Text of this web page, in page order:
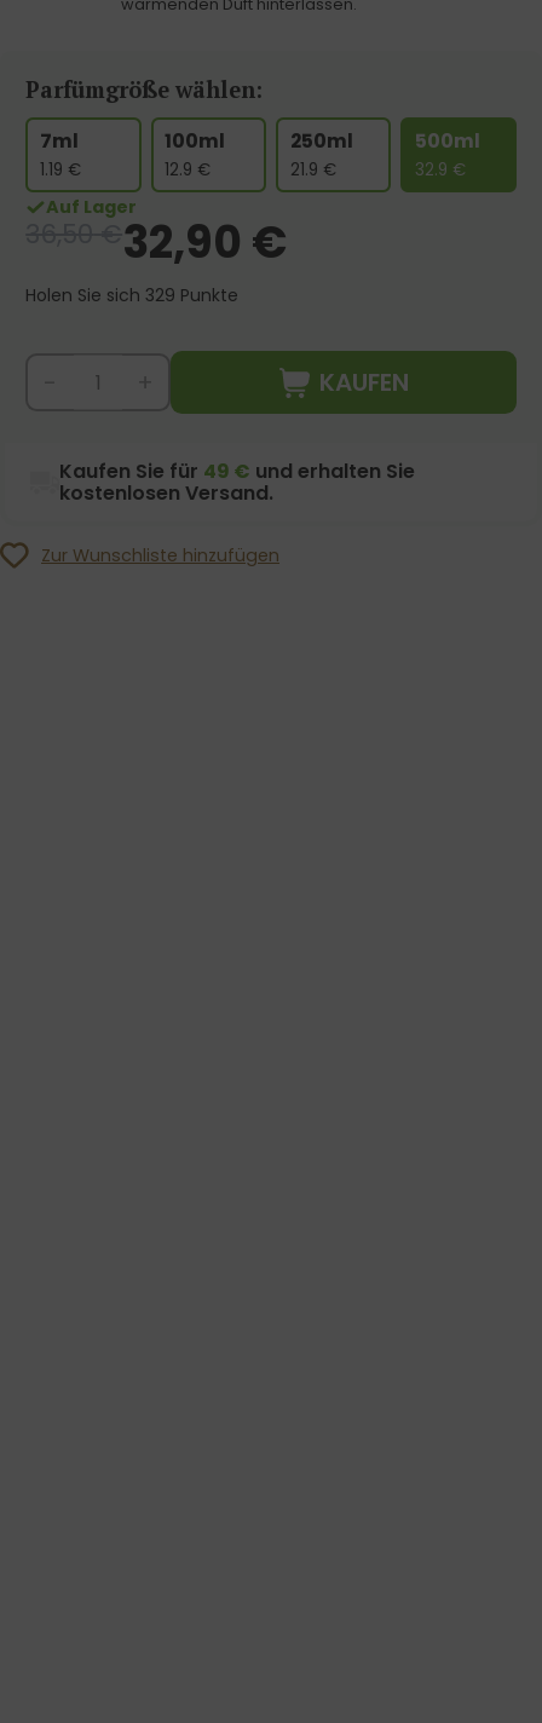
Parfümgröße wählen:
7ml
1.19 €
100ml
12.9 €
250ml
21.9 €
500ml
32.9 €
Auf Lager
32,90 €
Holen Sie sich 329 Punkte
KAUFEN
Kaufen Sie für 49 € und erhalten Sie
kostenlosen Versand.
Zur Wunschliste hinzufügen